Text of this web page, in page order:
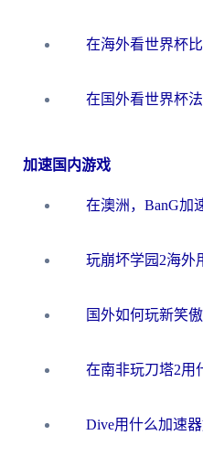
加速国内游戏